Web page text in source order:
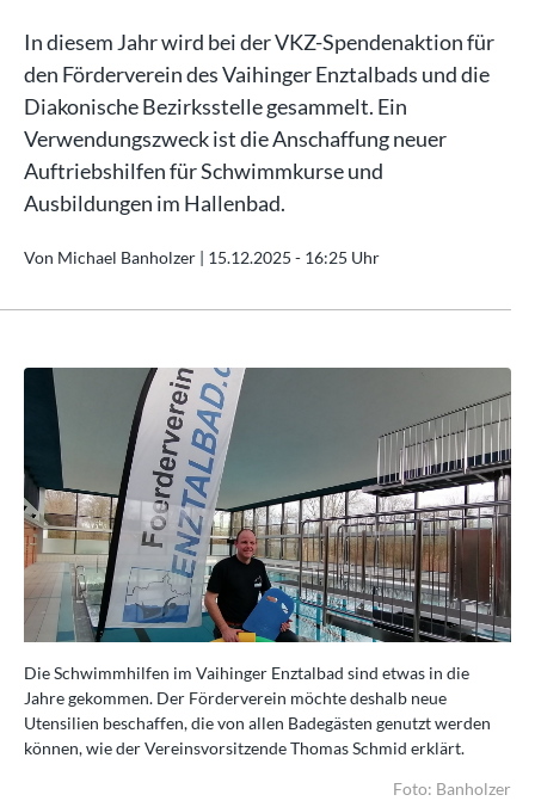
In diesem Jahr wird bei der VKZ-Spendenaktion für
den Förderverein des Vaihinger Enztalbads und die
Diakonische Bezirksstelle gesammelt. Ein
Verwendungszweck ist die Anschaffung neuer
Auftriebshilfen für Schwimmkurse und
Ausbildungen im Hallenbad.
Von Michael Banholzer | 15.12.2025 - 16:25 Uhr
Die Schwimmhilfen im Vaihinger Enztalbad sind etwas in die
Jahre gekommen. Der Förderverein möchte deshalb neue
Utensilien beschaffen, die von allen Badegästen genutzt werden
können, wie der Vereinsvorsitzende Thomas Schmid erklärt.
Foto: Banholzer